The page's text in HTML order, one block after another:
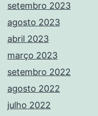
setembro 2023
agosto 2023
abril 2023
março 2023
setembro 2022
agosto 2022
julho 2022